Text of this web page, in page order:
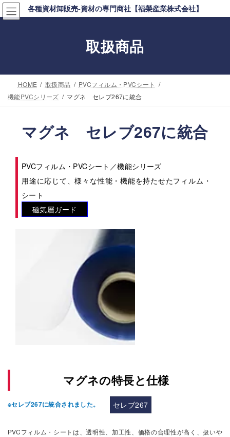
コ
ン
ナ
ビ
各種資材卸販売-資材の専門商社【福榮産業株式会社】
取扱商品
HOME 取扱商品
PVCフィルム・PVCシート
機能PVCシリーズ
マグネ セレブ267に統合
マグネ セレブ267に統合
PVCフィルム・PVCシート／機能シリーズ
用途に応じて、様々な性能・機能を持たせたフィルム・
シート
磁気層ガード
マグネの特長と仕様
※セレブ267に統合されました。 セレブ267
PVCフィルム・シートは、透明性、加工性、価格の合理性が高く、扱いや